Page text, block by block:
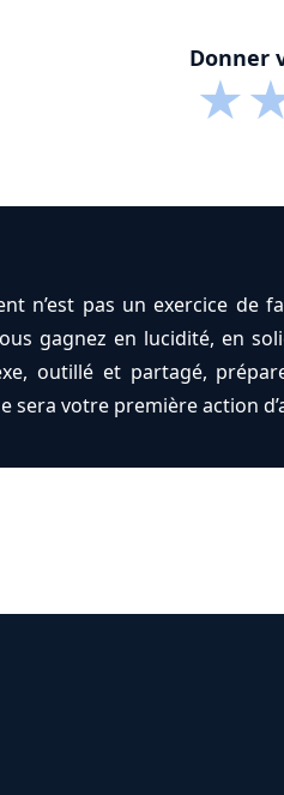
Donner
★
n’est pas un exercice
gagnez en lucidité, en
outillé et partagé,
sera votre première action